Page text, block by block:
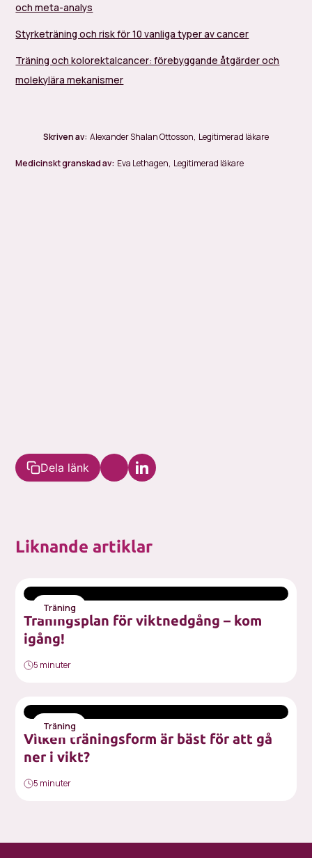
och meta-analys
Styrketräning och risk för 10 vanliga typer av cancer
Träning och kolorektalcancer: förebyggande åtgärder och
molekylära mekanismer
Skriven av: Alexander Shalan Ottosson, Legitimerad läkare
Medicinskt granskad av: Eva Lethagen, Legitimerad läkare
Dela länk
Liknande artiklar
Träning
Träningsplan för viktnedgång – kom
igång!
5 minuter
Träning
Vilken träningsform är bäst för att gå
ner i vikt?
5 minuter